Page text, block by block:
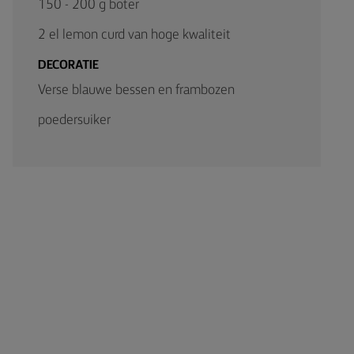
150 - 200 g boter
2 el lemon curd van hoge kwaliteit
DECORATIE
Verse blauwe bessen en frambozen
poedersuiker